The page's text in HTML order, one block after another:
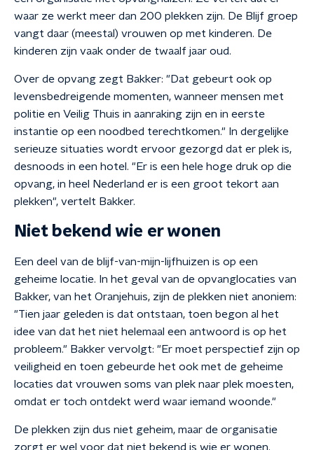
waar ze werkt meer dan 200 plekken zijn. De Blijf groep
vangt daar (meestal) vrouwen op met kinderen. De
kinderen zijn vaak onder de twaalf jaar oud.
Over de opvang zegt Bakker: "Dat gebeurt ook op
levensbedreigende momenten, wanneer mensen met
politie en Veilig Thuis in aanraking zijn en in eerste
instantie op een noodbed terechtkomen." In dergelijke
serieuze situaties wordt ervoor gezorgd dat er plek is,
desnoods in een hotel. "Er is een hele hoge druk op die
opvang, in heel Nederland er is een groot tekort aan
plekken", vertelt Bakker.
Niet bekend wie er wonen
Een deel van de blijf-van-mijn-lijfhuizen is op een
geheime locatie. In het geval van de opvanglocaties van
Bakker, van het Oranjehuis, zijn de plekken niet anoniem:
"Tien jaar geleden is dat ontstaan, toen begon al het
idee van dat het niet helemaal een antwoord is op het
probleem." Bakker vervolgt: "Er moet perspectief zijn op
veiligheid en toen gebeurde het ook met de geheime
locaties dat vrouwen soms van plek naar plek moesten,
omdat er toch ontdekt werd waar iemand woonde."
De plekken zijn dus niet geheim, maar de organisatie
zorgt er wel voor dat niet bekend is wie er wonen.